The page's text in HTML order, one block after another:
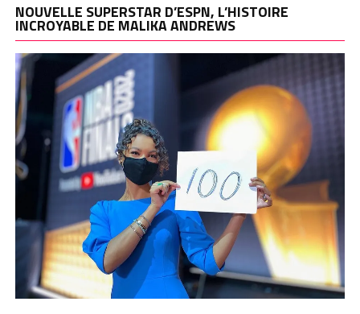
NOUVELLE SUPERSTAR D’ESPN, L’HISTOIRE
INCROYABLE DE MALIKA ANDREWS